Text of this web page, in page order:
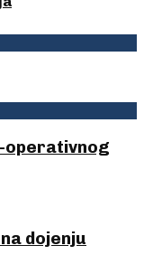
operativnog
dojenju